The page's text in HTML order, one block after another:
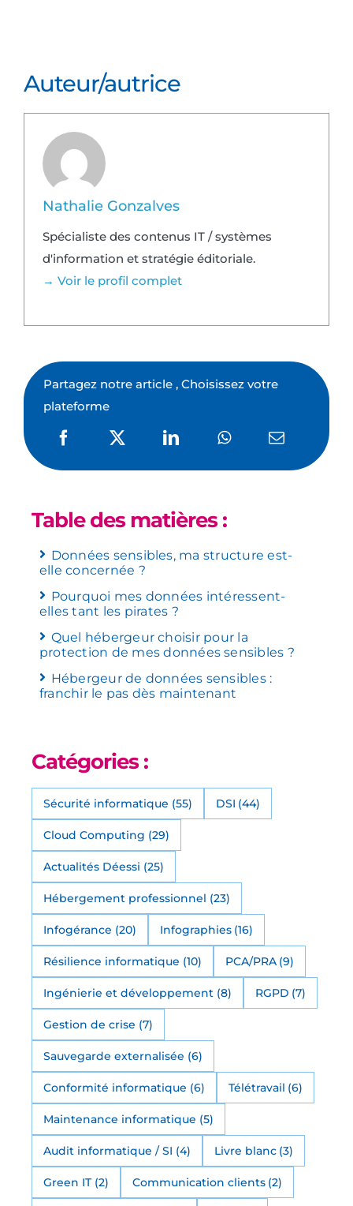
Auteur/autrice
Nathalie Gonzalves
Spécialiste des contenus IT / systèmes
d'information et stratégie éditoriale.
→ Voir le profil complet
Partagez notre article , Choisissez votre
plateforme
Table des matières :
Données sensibles, ma structure est-
elle concernée ?
Pourquoi mes données intéressent-
elles tant les pirates ?
Quel hébergeur choisir pour la
protection de mes données sensibles ?
Hébergeur de données sensibles :
franchir le pas dès maintenant
Catégories :
Sécurité informatique (55) DSI (44)
Cloud Computing (29)
Actualités Déessi (25)
Hébergement professionnel (23)
Infogérance (20) Infographies (16)
Résilience informatique (10) PCA/PRA (9)
Ingénierie et développement (8) RGPD (7)
Gestion de crise (7)
Sauvegarde externalisée (6)
Conformité informatique (6) Télétravail (6)
Maintenance informatique (5)
Audit informatique / SI (4) Livre blanc (3)
Green IT (2) Communication clients (2)